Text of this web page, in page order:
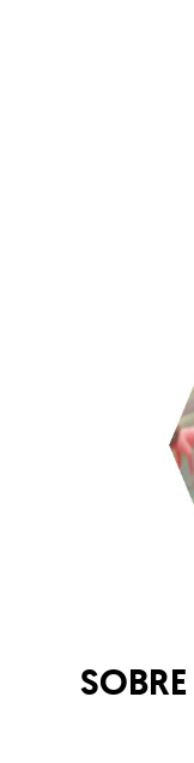
SOBRE